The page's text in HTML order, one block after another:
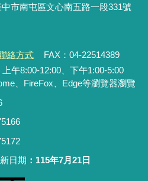
市南屯區文心南五路一段331號
絡方式
FAX：04-22514389
午8:00-12:00、下午1:00-5:00
、FireFox、Edge等瀏覽器瀏覽
日期 115年7月21日